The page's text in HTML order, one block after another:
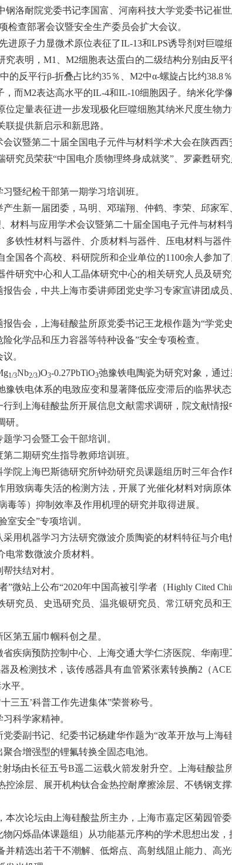
洛耐院党委书记李国富、河南科技大学党委书记崔
检查部署会议暨安全生产委员会扩大会议。
进原子力显微术原位表征了IL-13和LPS诱导剂对巨噬
表明，M1、M2细胞表达蛋白的二级结构分别由反
的反平行β-折叠占比约35％、M2中α-螺旋占比约
而M2表达高水平的IL-4和IL-10细胞因子。纳米化学
定量表征进一步发现极化巨噬细胞其纳米尺度生物
提供新启示和新思路。
议暨第二十届全国电子元件与材料学术大会在陕西
究员荣获“中国电介质物理终身成就奖”、罗豪甦研
暨纪检干部第一期学习培训班。
生新一届团委，马明、邓瑞翔、仲鹤、李荣、邱家
材料与应用学术会议暨第二十届全国电子元件与材
多铁性材料与器件、介质材料与器件、压电材料与器
国各个高校、科研院所和企业单位的1100余人参加
研究中心和人工晶体研究中心的相关研究人员及研究
告会，中共上海市委讲师团党史学习专家宣讲团成
告会，上海硅酸盐所原党委书记王龙根作题为“学党
化学品和压力容器等特种设备”安全专项检查。
。
1/3Nb2/3)O3-0.27PbTiO3弛豫铁电陶瓷为研究对象，通
铁电体系的电致应变和显著降低应变滞后的临界状态
到上海硅酸盐所开展信息文献需求调研，院文献情
。
学习会暨工会干部培训。
二期研究生指导教师培训班。
院上海巴斯德研究所钟劲研究员课题组历时三年合
致病毒失活的检测方法，开展了光催化材料对病原
等）抑制效率及作用机理的研究并取得进展。
室安全”专项培训。
用机器学习方法研究微波介质陶瓷的材料特征与介
常数微波介质材料。
扶结对村。
微站上公布“2020年中国高被引学者（Highly Cited
究员、史迅研究员、温兆银研究员、常江研究员和
第五届巾帼科创之星。
疾病预防控制中心、上海交通大学仁济医院、华南
及检测技术，该传感器具有血管紧张素转换酶2（
平。
三五’科普工作先进集体”荣誉称号。
科学家精神。
委副书记、纪委书记杨建华作题为“改革开放与上海
合增强型的锂氟转换全固态电池。
场由长征五号B遥二运载火箭发射升空。上海硅酸
涂层、展开机构钛合金热控耐摩擦涂层、不锈钢支
次论坛由上海硅酸盐所主办，上海市嘉定区菊园管
闪烁晶体课题组）从功能基元序构的学术思想出发
精选出若干不潮解、低熔点、高射线阻止能力、高